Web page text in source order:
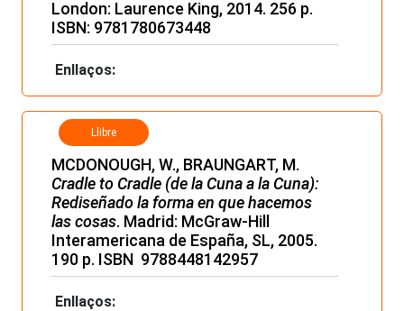
London: Laurence King, 2014. 256 p.
ISBN: 9781780673448
Enllaços:
Llibre
MCDONOUGH, W., BRAUNGART, M.
Cradle to Cradle (de la Cuna a la Cuna):
Rediseñado la forma en que hacemos
las cosas. Madrid: McGraw-Hill
Interamericana de España, SL, 2005.
190 p. ISBN 9788448142957
Enllaços: